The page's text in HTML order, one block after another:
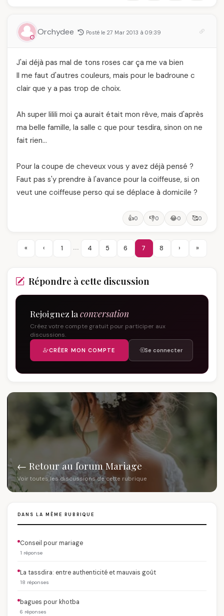
Orchydee Posté le 27 Mar 2013 à 09:39
J'ai déjà pas mal de tons roses car ça me va bien
Il me faut d'autres couleurs, mais pour le badroune c
clair que y a pas trop de choix.
Ah super lilili moi ça aurait était mon rêve, mais d'après
ma belle famille, la salle c que pour tesdira, sinon on ne
fait rien…
Pour la coupe de cheveux vous y avez déjà pensé ?
Faut pas s'y prendre à l'avance pour la coiffeuse, si on
veut une coiffeuse perso qui se déplace à domicile ?
👍0 👎0 😂0 🥰0
« ‹ 1 … 4 5 6 7 8 › »
Répondre à cette discussion
Rejoignez la conversation
Créez votre compte gratuit pour participer aux
discussions.
CRÉER MON COMPTE Se connecter
← Retour au forum Mariage
Voir toutes les discussions de cette rubrique
DANS LA MÊME RUBRIQUE
Conseil pour mariage
1 réponse
La tassdira: entre authenticité et mauvais goût
18 réponses
bagues pour khotba
6 réponses